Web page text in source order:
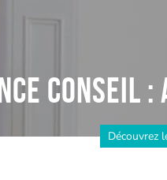
Conseil
Découvrez